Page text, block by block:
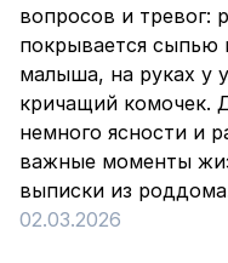
вопросов и тревог:
покрывается сыпью
малыша, на руках у
кричащий комочек.
немного ясности и
важные моменты
выписки из
02.03.2026